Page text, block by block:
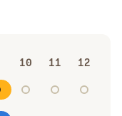
10 11 12